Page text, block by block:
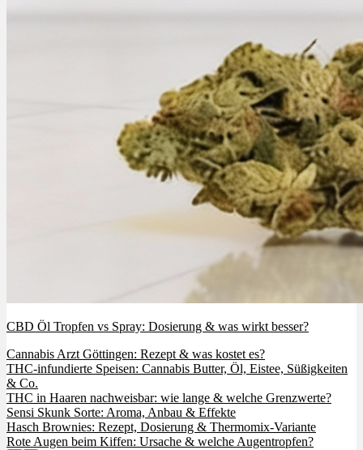
CBD Öl Tropfen vs Spray: Dosierung & was wirkt besser?
Cannabis Arzt Göttingen: Rezept & was kostet es?
THC-infundierte Speisen: Cannabis Butter, Öl, Eistee, Süßigkeiten
& Co.
THC in Haaren nachweisbar: wie lange & welche Grenzwerte?
Sensi Skunk Sorte: Aroma, Anbau & Effekte
Hasch Brownies: Rezept, Dosierung & Thermomix-Variante
Rote Augen beim Kiffen: Ursache & welche Augentropfen?